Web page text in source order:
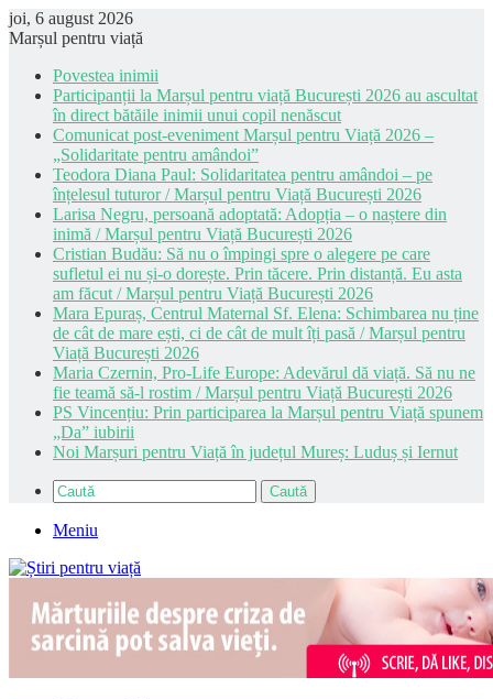
joi, 6 august 2026
Marșul pentru viață
Povestea inimii
Participanții la Marșul pentru viață București 2026 au ascultat
în direct bătăile inimii unui copil nenăscut
Comunicat post-eveniment Marșul pentru Viață 2026 –
„Solidaritate pentru amândoi”
Teodora Diana Paul: Solidaritatea pentru amândoi – pe
înțelesul tuturor / Marșul pentru Viață București 2026
Larisa Negru, persoană adoptată: Adopția – o naștere din
inimă / Marșul pentru Viață București 2026
Cristian Budău: Să nu o împingi spre o alegere pe care
sufletul ei nu și-o dorește. Prin tăcere. Prin distanță. Eu asta
am făcut / Marșul pentru Viață București 2026
Mara Epuraș, Centrul Maternal Sf. Elena: Schimbarea nu ține
de cât de mare ești, ci de cât de mult îți pasă / Marșul pentru
Viață București 2026
Maria Czernin, Pro-Life Europe: Adevărul dă viață. Să nu ne
fie teamă să-l rostim / Marșul pentru Viață București 2026
PS Vincențiu: Prin participarea la Marșul pentru Viață spunem
„Da” iubirii
Noi Marșuri pentru Viață în județul Mureș: Luduș și Iernut
Caută
Meniu